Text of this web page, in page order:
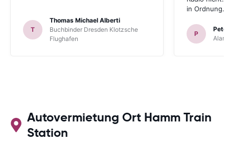
T
Thomas Michael Alberti
Buchbinder Dresden Klotzsche
Flughafen
in Ordnung.
P
Autovermietung Ort Hamm Train
Station